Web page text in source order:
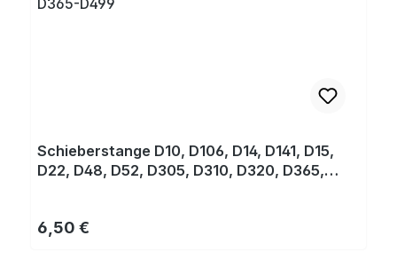
Schieberstange D10, D106, D14, D141, D15,
D22, D48, D52, D305, D310, D320, D365,
Regulärer Preis:
6,50 €